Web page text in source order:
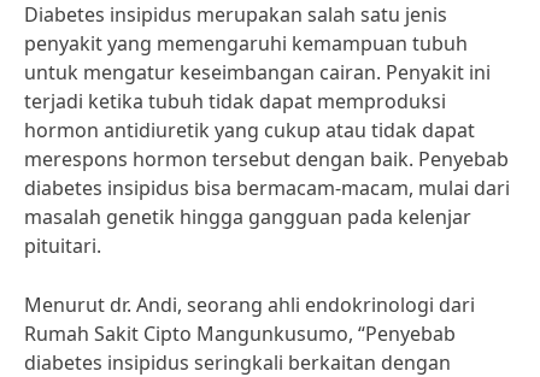
Diabetes insipidus merupakan salah satu jenis
penyakit yang memengaruhi kemampuan tubuh
untuk mengatur keseimbangan cairan. Penyakit ini
terjadi ketika tubuh tidak dapat memproduksi
hormon antidiuretik yang cukup atau tidak dapat
merespons hormon tersebut dengan baik. Penyebab
diabetes insipidus bisa bermacam-macam, mulai dari
masalah genetik hingga gangguan pada kelenjar
pituitari.
Menurut dr. Andi, seorang ahli endokrinologi dari
Rumah Sakit Cipto Mangunkusumo, “Penyebab
diabetes insipidus seringkali berkaitan dengan